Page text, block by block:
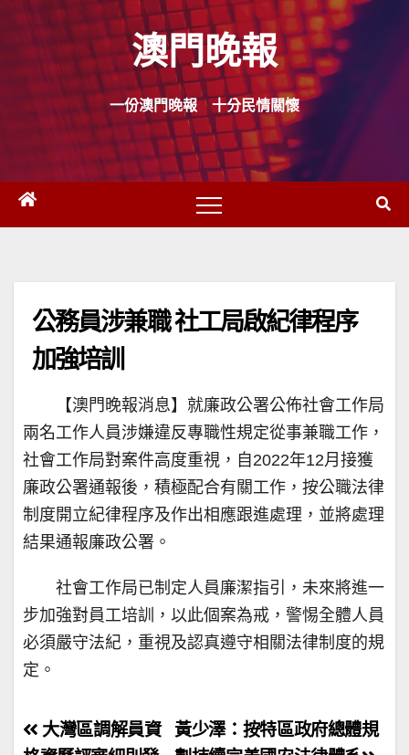
Skip
content
澳門晚報
一份澳門晚報 十分民情關懷
公務員涉兼職 社工局啟紀律程序
加強培訓
【澳門晚報消息】就廉政公署公佈社會工作局
兩名工作人員涉嫌違反專職性規定從事兼職工作，
社會工作局對案件高度重視，自2022年12月接獲
廉政公署通報後，積極配合有關工作，按公職法律
制度開立紀律程序及作出相應跟進處理，並將處理
結果通報廉政公署。
社會工作局已制定人員廉潔指引，未來將進一
步加強對員工培訓，以此個案為戒，警惕全體人員
必須嚴守法紀，重視及認真遵守相關法律制度的規
定。
文
黃少澤：按特區政府總體規
大灣區調解員資